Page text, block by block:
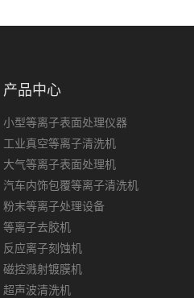
产品中心
小型等离子表面处理仪器
工业真空等离子清洗机
大气等离子表面处理机
汽车内饰包覆等离子清洗机
粉末等离子处理设备
等离子去胶机
反应离子刻蚀机
磁控溅射镀膜机
超声波清洗机